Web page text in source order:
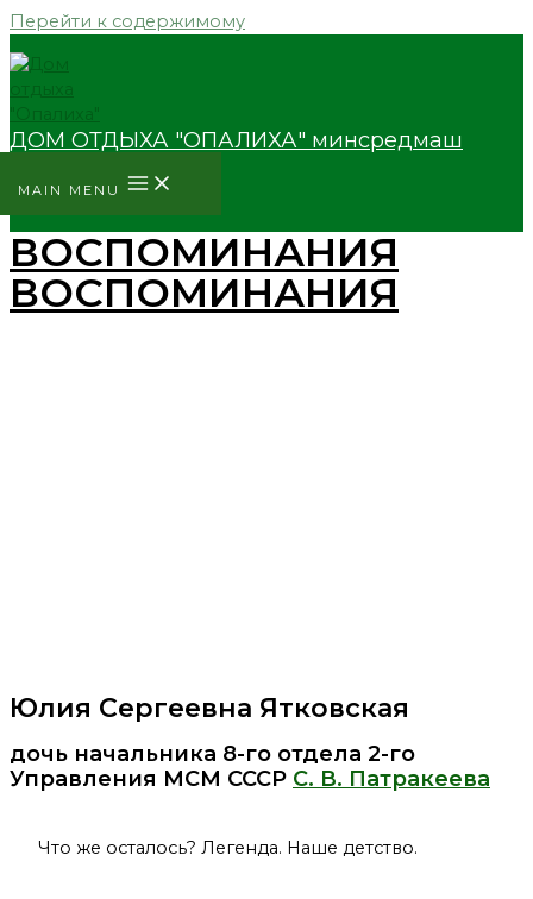
Перейти к содержимому
ДОМ ОТДЫХА "ОПАЛИХА" минсредмаш
MAIN MENU
ВОСПОМИНАНИЯ
ВОСПОМИНАНИЯ
Юлия Сергеевна Ятковская
дочь начальника 8-го отдела 2-го
Управления МСМ СССР С. В. Патракеева
Что же осталось? Легенда. Наше детство.